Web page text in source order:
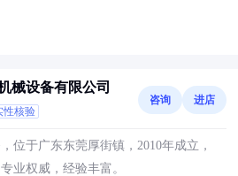
械设备有限公司
性核验
咨询 进店
位于广东东莞厚街镇，2010年成立，
业权威，经验丰富。